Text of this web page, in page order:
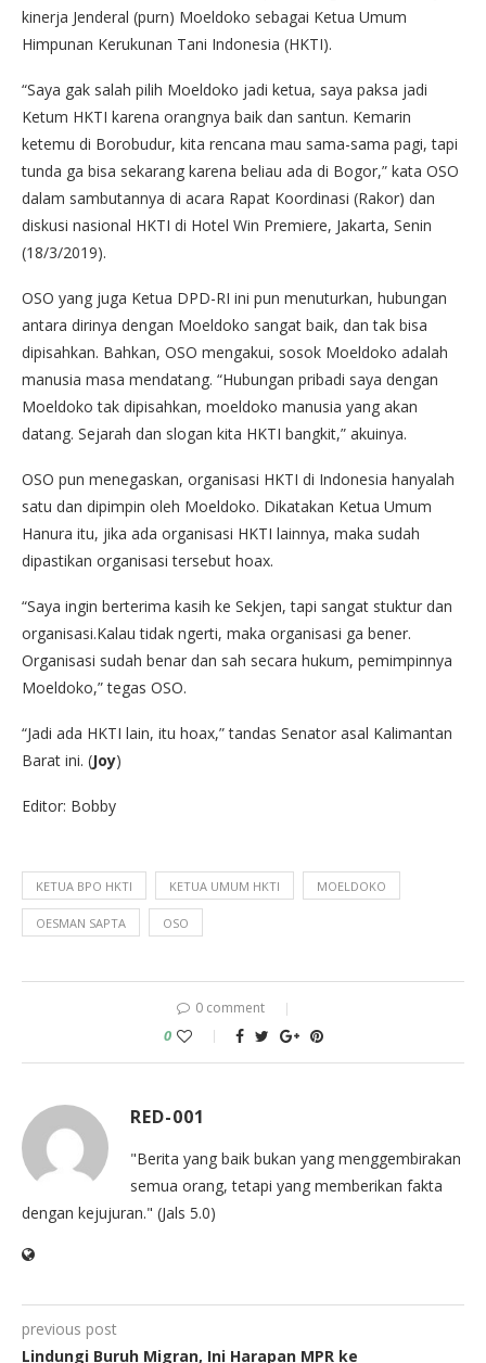
kinerja Jenderal (purn) Moeldoko sebagai Ketua Umum
Himpunan Kerukunan Tani Indonesia (HKTI).
“Saya gak salah pilih Moeldoko jadi ketua, saya paksa jadi
Ketum HKTI karena orangnya baik dan santun. Kemarin
ketemu di Borobudur, kita rencana mau sama-sama pagi, tapi
tunda ga bisa sekarang karena beliau ada di Bogor,” kata OSO
dalam sambutannya di acara Rapat Koordinasi (Rakor) dan
diskusi nasional HKTI di Hotel Win Premiere, Jakarta, Senin
(18/3/2019).
OSO yang juga Ketua DPD-RI ini pun menuturkan, hubungan
antara dirinya dengan Moeldoko sangat baik, dan tak bisa
dipisahkan. Bahkan, OSO mengakui, sosok Moeldoko adalah
manusia masa mendatang. “Hubungan pribadi saya dengan
Moeldoko tak dipisahkan, moeldoko manusia yang akan
datang. Sejarah dan slogan kita HKTI bangkit,” akuinya.
OSO pun menegaskan, organisasi HKTI di Indonesia hanyalah
satu dan dipimpin oleh Moeldoko. Dikatakan Ketua Umum
Hanura itu, jika ada organisasi HKTI lainnya, maka sudah
dipastikan organisasi tersebut hoax.
“Saya ingin berterima kasih ke Sekjen, tapi sangat stuktur dan
organisasi.Kalau tidak ngerti, maka organisasi ga bener.
Organisasi sudah benar dan sah secara hukum, pemimpinnya
Moeldoko,” tegas OSO.
“Jadi ada HKTI lain, itu hoax,” tandas Senator asal Kalimantan
Barat ini. (Joy)
Editor: Bobby
KETUA BPO HKTI KETUA UMUM HKTI MOELDOKO
OESMAN SAPTA OSO
0 comment
0
RED-001
"Berita yang baik bukan yang menggembirakan
semua orang, tetapi yang memberikan fakta
dengan kejujuran." (Jals 5.0)
previous post
Lindungi Buruh Migran, Ini Harapan MPR ke